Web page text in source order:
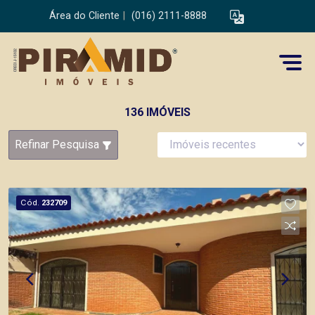
Área do Cliente (016) 2111-8888
136 IMÓVEIS
Refinar Pesquisa
Cód. 232709